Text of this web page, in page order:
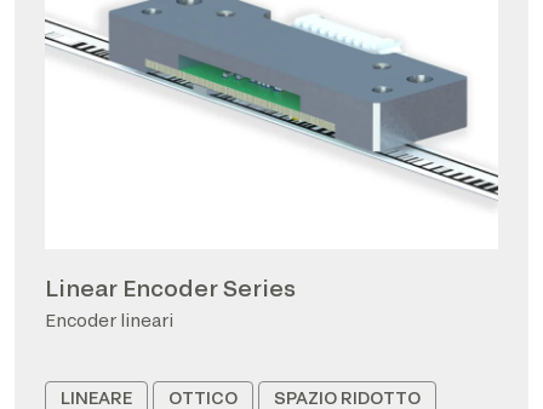
Linear Encoder Series
Encoder lineari
LINEARE OTTICO SPAZIO RIDOTTO